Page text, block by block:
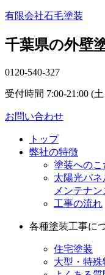
有限会社石毛塗装
千葉県の外壁
0120-540-327
受付時間 7:00-21:00 (
お問い合わせ
トップ
弊社の特徴
塗装へのこ
太陽光パネ
メンテナン
工事の流れ
各種塗装工事に
住宅塗装
大型・特殊